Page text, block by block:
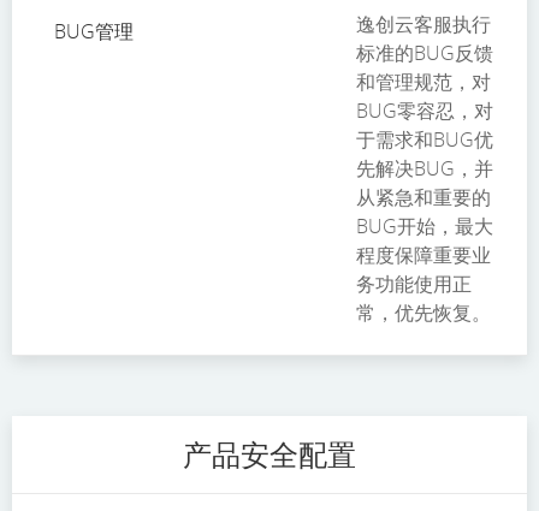
BUG管理
逸创云客服执行
标准的BUG反馈
和管理规范，对
BUG零容忍，对
于需求和BUG优
先解决BUG，并
从紧急和重要的
BUG开始，最大
程度保障重要业
务功能使用正
常，优先恢复。
产品安全配置